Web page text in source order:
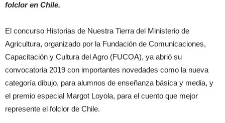
folclor en Chile.
El concurso Historias de Nuestra Tierra del Ministerio de
Agricultura, organizado por la Fundación de Comunicaciones,
Capacitación y Cultura del Agro (FUCOA), ya abrió su
convocatoria 2019 con importantes novedades como la nueva
categoría dibujo, para alumnos de enseñanza básica y media, y
el premio especial Margot Loyola, para el cuento que mejor
represente el folclor de Chile.